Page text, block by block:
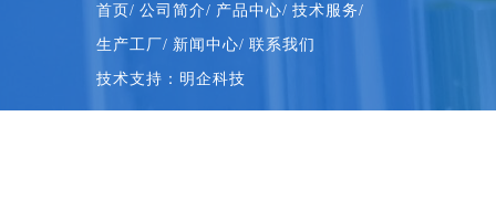
首页/ 公司简介/ 产品中心/ 技术服务/
生产工厂/ 新闻中心/ 联系我们
技术支持：明企科技